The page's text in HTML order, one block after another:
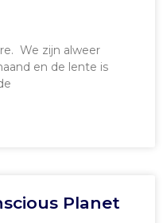
We zijn alweer
en de lente is
Planet